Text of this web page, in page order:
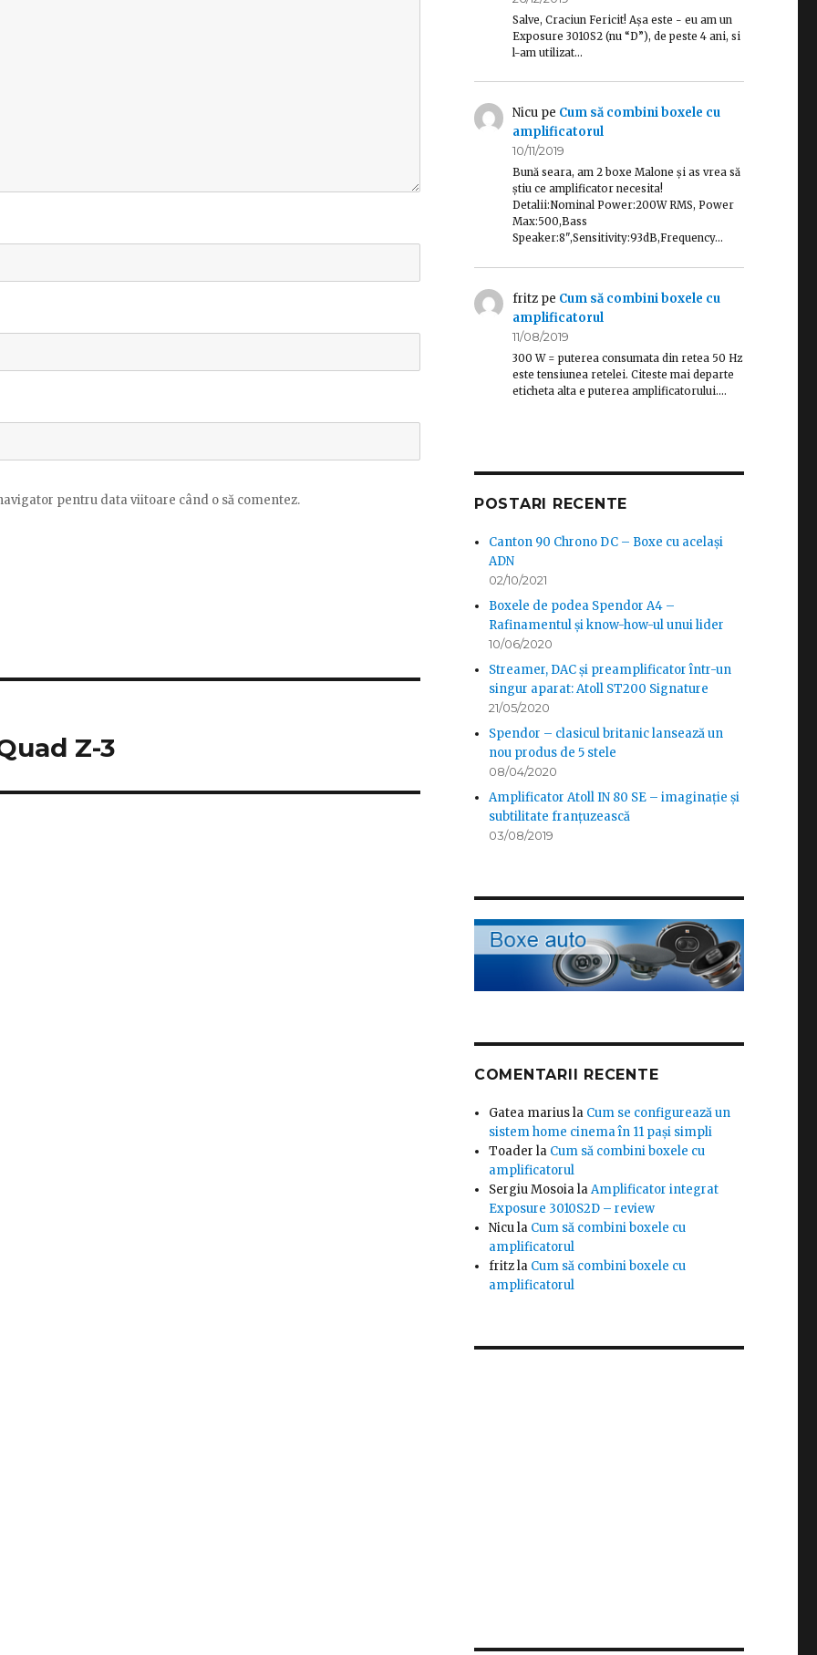
pentru data viitoare când o să comentez.
Z-3
Salve, Craciun Fericit! Așa este - eu am un
Exposure 3010S2 (nu “D”), de peste 4 ani, si
l-am utilizat…
Nicu pe Cum să combini boxele cu
amplificatorul
10/11/2019
Bună seara, am 2 boxe Malone și as vrea să
știu ce amplificator necesita!
Detalii:Nominal Power:200W RMS, Power
Max:500,Bass
Speaker:8",Sensitivity:93dB,Frequency…
fritz pe Cum să combini boxele cu
amplificatorul
11/08/2019
300 W = puterea consumata din retea 50 Hz
este tensiunea retelei. Citeste mai departe
eticheta alta e puterea amplificatorului.…
POSTARI RECENTE
Canton 90 Chrono DC – Boxe cu același
ADN
02/10/2021
Boxele de podea Spendor A4 –
Rafinamentul și know-how-ul unui lider
10/06/2020
Streamer, DAC și preamplificator într-un
singur aparat: Atoll ST200 Signature
21/05/2020
Spendor – clasicul britanic lansează un
nou produs de 5 stele
08/04/2020
Amplificator Atoll IN 80 SE – imaginație și
subtilitate franțuzească
03/08/2019
COMENTARII RECENTE
Gatea mariusla Cum se configurează un
sistem home cinema în 11 pași simpli
Toader la Cum să combini boxele cu
amplificatorul
Sergiu MosoialaAmplificator integrat
Exposure 3010S2D – review
Nicula Cum să combini boxele cu
amplificatorul
fritzla Cum să combini boxele cu
amplificatorul